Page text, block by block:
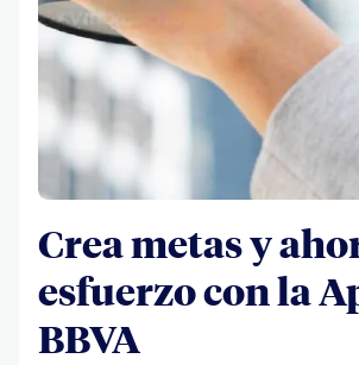
Crea metas y
esfuerzo con la
BBVA